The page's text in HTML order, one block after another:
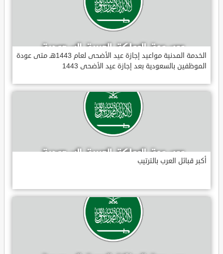
الخدمة المدنية مواعيد إجازة عيد الأضحى لعام 1443هـ متى عودة
الموظفين بالسعودية بعد إجازة عيد الأضحى 1443
أكبر قبائل العرب بالترتيب